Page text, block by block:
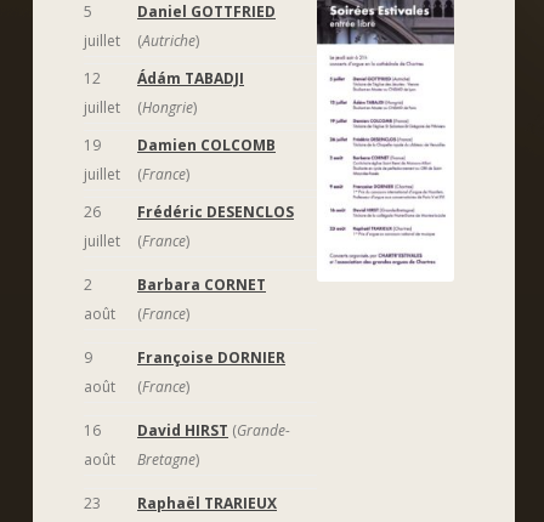
5
juillet
Daniel GOTTFRIED
(Autriche)
12
juillet
Ádám TABADJI
(Hongrie)
19
juillet
Damien COLCOMB
(France)
26
juillet
Frédéric DESENCLOS
(France)
2
août
Barbara CORNET
(France)
9
août
Françoise DORNIER
(France)
16
août
David HIRST (Grande-
Bretagne)
23 Raphaël TRARIEUX